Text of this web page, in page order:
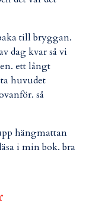
till bryggan.
dag kvar så vi
ett långt
huvudet
så
hängmattan
i min bok. bra